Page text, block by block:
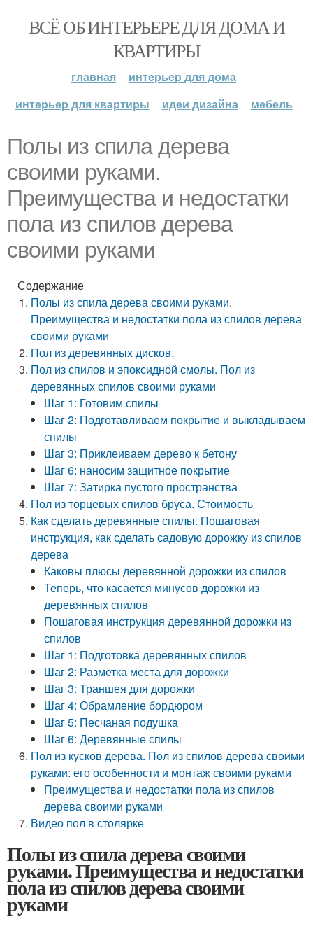
ВСЁ ОБ ИНТЕРЬЕРЕ ДЛЯ ДОМА И
КВАРТИРЫ
главная
интерьер для дома
интерьер для квартиры
идеи дизайна мебель
Полы из спила дерева
своими руками.
Преимущества и недостатки
пола из спилов дерева
своими руками
Содержание
Полы из спила дерева своими руками.
Преимущества и недостатки пола из спилов дерева
своими руками
Пол из деревянных дисков.
Пол из спилов и эпоксидной смолы. Пол из
деревянных спилов своими руками
Шаг 1: Готовим спилы
Шаг 2: Подготавливаем покрытие и выкладываем
спилы
Шаг 3: Приклеиваем дерево к бетону
Шаг 6: наносим защитное покрытие
Шаг 7: Затирка пустого пространства
Пол из торцевых спилов бруса. Стоимость
Как сделать деревянные спилы. Пошаговая
инструкция, как сделать садовую дорожку из спилов
дерева
Каковы плюсы деревянной дорожки из спилов
Теперь, что касается минусов дорожки из
деревянных спилов
Пошаговая инструкция деревянной дорожки из
спилов
Шаг 1: Подготовка деревянных спилов
Шаг 2: Разметка места для дорожки
Шаг 3: Траншея для дорожки
Шаг 4: Обрамление бордюром
Шаг 5: Песчаная подушка
Шаг 6: Деревянные спилы
Пол из кусков дерева. Пол из спилов дерева своими
руками: его особенности и монтаж своими руками
Преимущества и недостатки пола из спилов
дерева своими руками
Видео пол в столярке
Полы из спила дерева своими
руками. Преимущества и недостатки
пола из спилов дерева своими
руками